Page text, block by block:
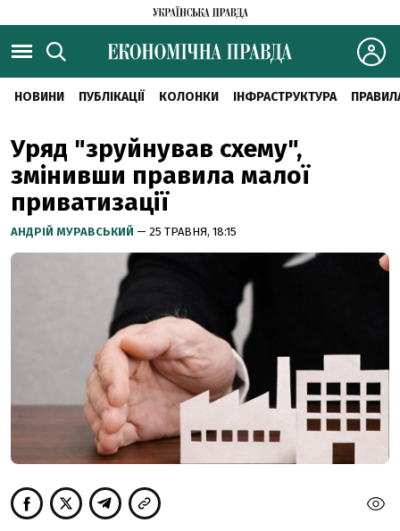
НОВИНИ ПУБЛІКАЦІЇ КОЛОНКИ ІНФРАСТРУКТУРА
Уряд "зруйнував схему",
змінивши правила малої
приватизації
АНДРІЙ МУРАВСЬКИЙ — 25 ТРАВНЯ, 18:15